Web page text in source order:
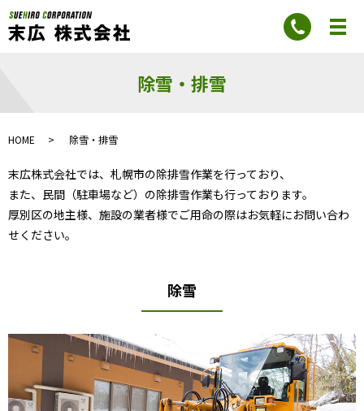
除雪・排雪
HOME 除雪・排雪
末広株式会社では、札幌市の除排雪作業を行っており、
また、民間（駐車場など）の除排雪作業も行っております。
厚別区の地主様、施設の業者様でご用命の際はお気軽にお問い合わ
せください。
除雪